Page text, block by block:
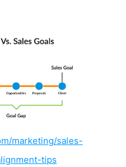
marketing/sales-
tips